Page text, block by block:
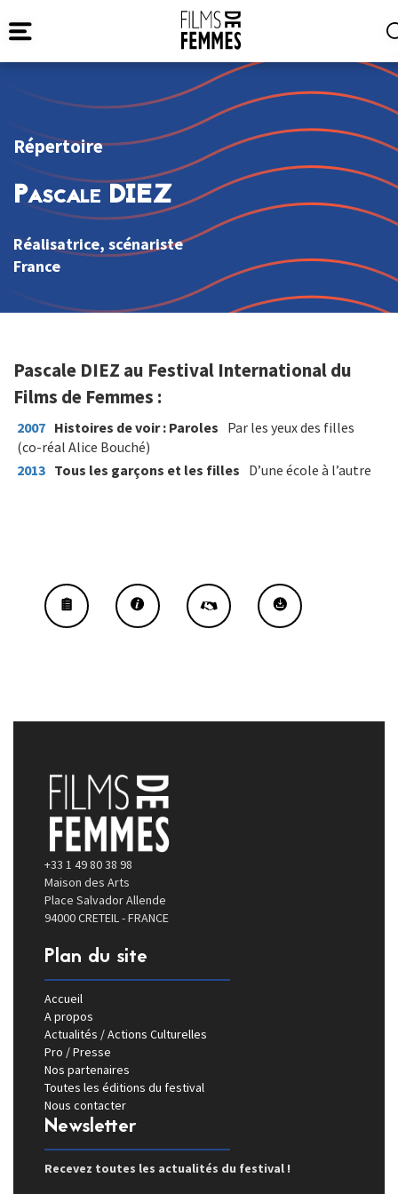
Répertoire
Pascale DIEZ
Réalisatrice, scénariste
France
Pascale DIEZ au Festival International du
Films de Femmes :
2007 Histoires de voir : Paroles Par les yeux des filles
(co-réal Alice Bouché)
2013 Tous les garçons et les filles D’une école à l’autre
+33 1 49 80 38 98
Maison des Arts
Place Salvador Allende
94000 CRETEIL - FRANCE
Plan du site
Accueil
A propos
Actualités / Actions Culturelles
Pro / Presse
Nos partenaires
Toutes les éditions du festival
Nous contacter
Newsletter
Recevez toutes les actualités du festival !